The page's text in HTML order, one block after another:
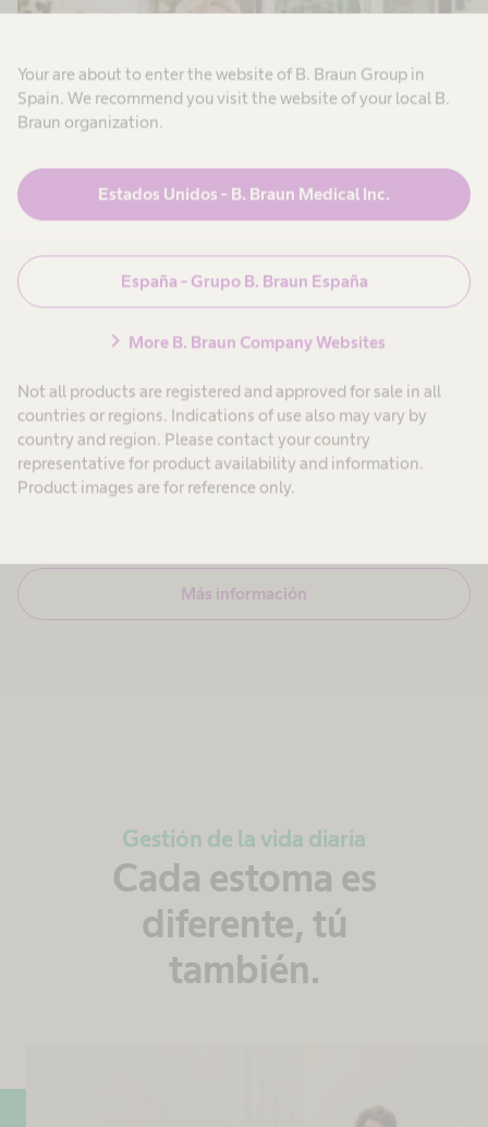
Your are about to enter the website of B. Braun Group in
Spain. We recommend you visit the website of your local B.
Braun organization.
Estados Unidos - B. Braun Medical Inc.
España - Grupo B. Braun España
chevron_right More B. Braun Company Websites
Not all products are registered and approved for sale in all
countries or regions. Indications of use also may vary by
country and region. Please contact your country
representative for product availability and information.
Product images are for reference only.
Cómo vivir
activamente
Ya has tenido la oportunidad de adaptarte a tu
estoma. Quizás ya has empezado a tener una
vida social o profesional activa de nuevo. ¿Pero
Más información
Gestión de la vida diaria
Cada estoma es
diferente, tú
también.